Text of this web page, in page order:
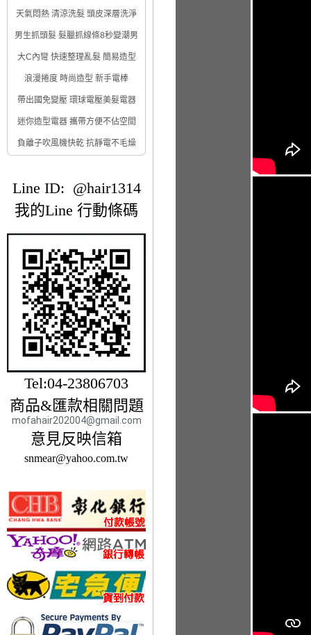
天氣悶熱 清涼洗髮 頭皮深層洗淨
男生抓頭髮 髮臘抓線條8秒變潮男
大C內彎 快速整理亂髮 簡易造型
浪漫捲度 時尚造型 新手電棒
帶出國免變壓 環球電壓美髮電器
迷你造型電器 攜帶方便不佔空間
負離子吹風機快乾 抗靜電不毛燥
Line ID: @hair1314
我的Line 行動條碼
Tel:04-23806703
商品&匯款相關問題
mofahair202004@gmail.com
意見反映信箱
snmear@yahoo.com.tw